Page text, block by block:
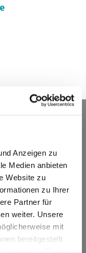
Anzeigen zu
Medien anbieten
Website zu
zu Ihrer
Partner für
weiter. Unsere
mit
bereitgestellt